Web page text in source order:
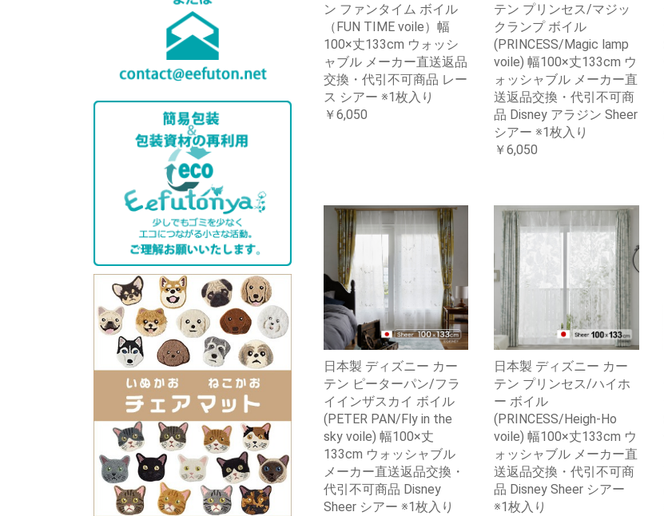
ン ファンタイム ボイル
（FUN TIME voile）幅
100×丈133cm ウォッシ
ャブル メーカー直送返品
交換・代引不可商品 レー
ス シアー ※1枚入り
￥6,050
テン プリンセス/マジッ
クランプ ボイル
(PRINCESS/Magic lamp
voile) 幅100×丈133cm ウ
ォッシャブル メーカー直
送返品交換・代引不可商
品 Disney アラジン Sheer
シアー ※1枚入り
￥6,050
日本製 ディズニー カー
テン ピーターパン/フラ
イインザスカイ ボイル
(PETER PAN/Fly in the
sky voile) 幅100×丈
133cm ウォッシャブル
メーカー直送返品交換・
代引不可商品 Disney
Sheer シアー ※1枚入り
日本製 ディズニー カー
テン プリンセス/ハイホ
ー ボイル
(PRINCESS/Heigh-Ho
voile) 幅100×丈133cm ウ
ォッシャブル メーカー直
送返品交換・代引不可商
品 Disney Sheer シアー
※1枚入り